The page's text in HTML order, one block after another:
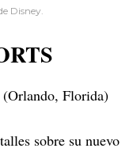
Disney.
(Orlando, Florida)
sobre su nuevo